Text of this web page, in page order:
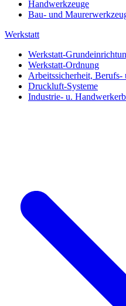
Handwerkzeuge
Bau- und
Werkstatt
Werkstatt-
Werkstatt-Ordnung
Arbeitssicherheit, Berufs-
Druckluft-Systeme
Industrie- u.